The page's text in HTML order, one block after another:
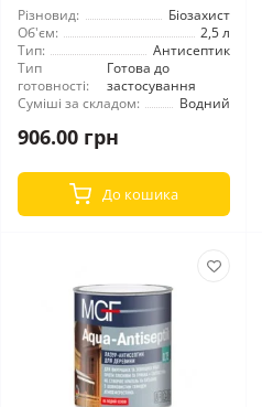
Різновид:
Біозахист
Об'єм:
2,5 л
Тип:
Антисептик
Тип
готовності:
Готова до
застосування
Суміші за складом:
Водний
906.00 грн
До кошика